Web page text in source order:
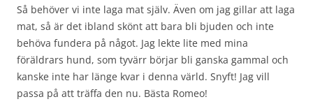
Så behöver vi inte laga mat själv. Även om jag gillar att laga
mat, så är det ibland skönt att bara bli bjuden och inte
behöva fundera på något. Jag lekte lite med mina
föräldrars hund, som tyvärr börjar bli ganska gammal och
kanske inte har länge kvar i denna värld. Snyft! Jag vill
passa på att träffa den nu. Bästa Romeo!